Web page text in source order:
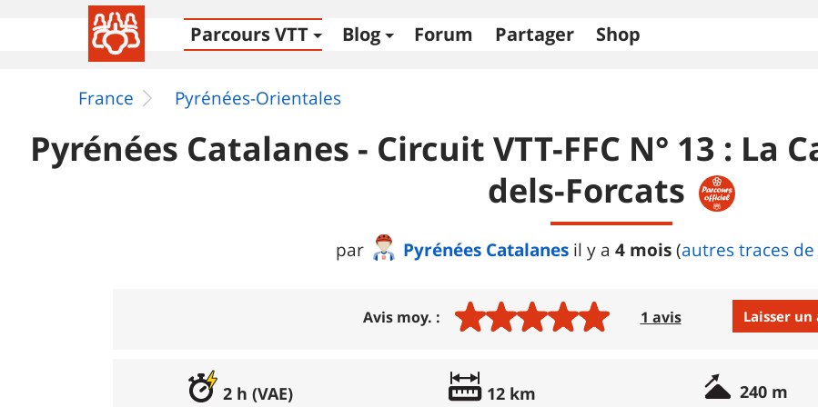
Parcours VTT Blog Forum Partager Shop
France Pyrénées-Orientales
Pyrénées Catalanes - Circuit VTT-FFC N° 13 : La
dels-Forcats
par Pyrénées Catalanes il y a 4 mois(autres traces
Avis moy. : 1 avis Laisser un
2 h (VAE) 12 km 240 m